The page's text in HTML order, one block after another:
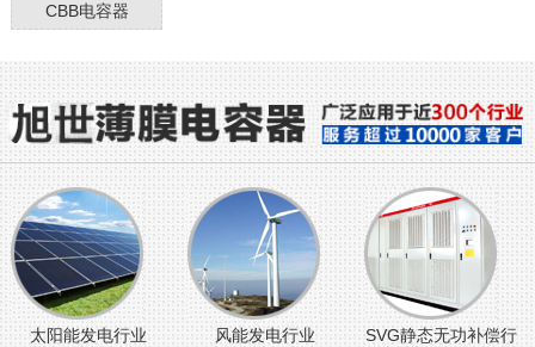
CBB电容器
太阳能发电行业 风能发电行业
SVG静态无功补偿行